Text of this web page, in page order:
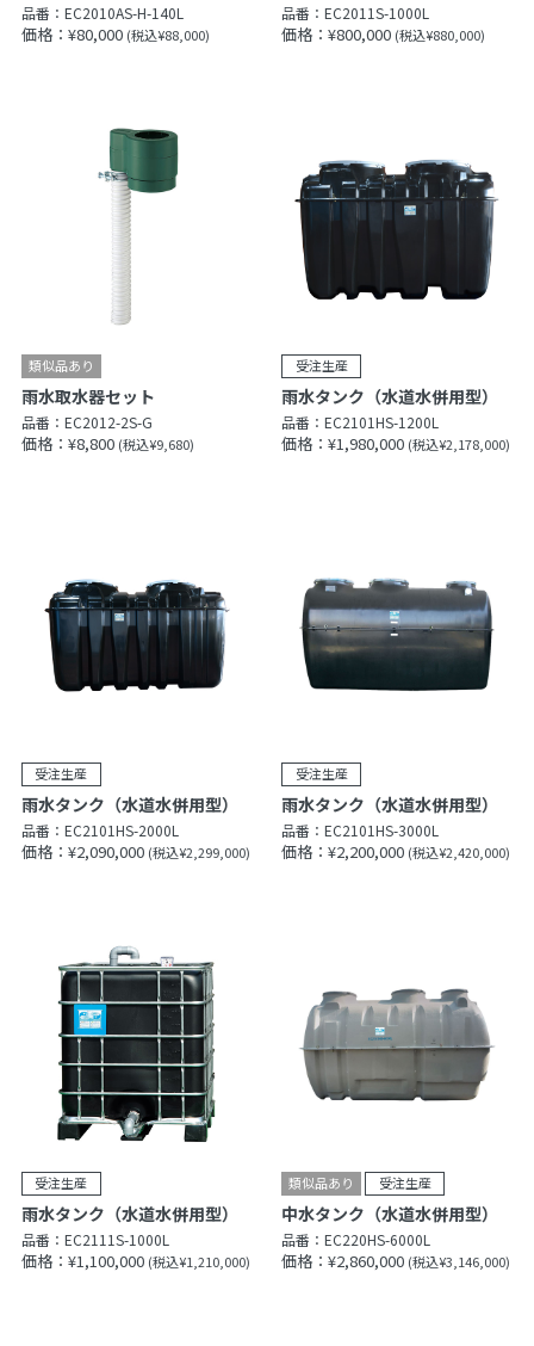
品番： EC2010AS-H-140L
価格：¥80,000 (税込¥88,000)
品番：EC2011S-1000L
価格：¥800,000 (税込¥880,000)
雨水取水器セット
品番： EC2012-2S-G
価格：¥8,800 (税込¥9,680)
雨水タンク（水道水併用型）
品番：EC2101HS-1200L
価格：¥1,980,000 (税込¥2,178,000)
雨水タンク（水道水併用型）
品番： EC2101HS-2000L
価格：¥2,090,000 (税込¥2,299,000)
雨水タンク（水道水併用型）
品番：EC2101HS-3000L
価格：¥2,200,000 (税込¥2,420,000)
雨水タンク（水道水併用型）
品番： EC2111S-1000L
価格：¥1,100,000 (税込¥1,210,000)
中水タンク（水道水併用型）
品番：EC220HS-6000L
価格：¥2,860,000 (税込¥3,146,000)